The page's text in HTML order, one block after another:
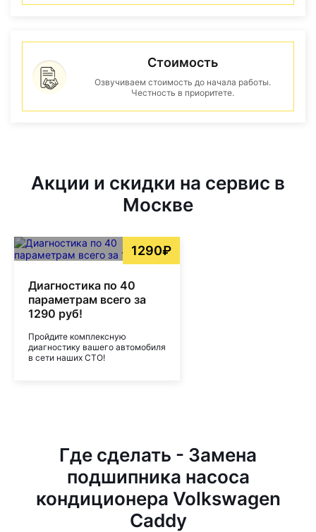
Стоимость
Озвучиваем стоимость до начала работы.
Честность в приоритете.
Акции и скидки на сервис в
Москве
1290₽
Диагностика по 40
параметрам всего за
1290 руб!
Пройдите комплексную
диагностику вашего автомобиля
в сети наших СТО!
Где сделать - Замена
подшипника насоса
кондиционера Volkswagen
Caddy